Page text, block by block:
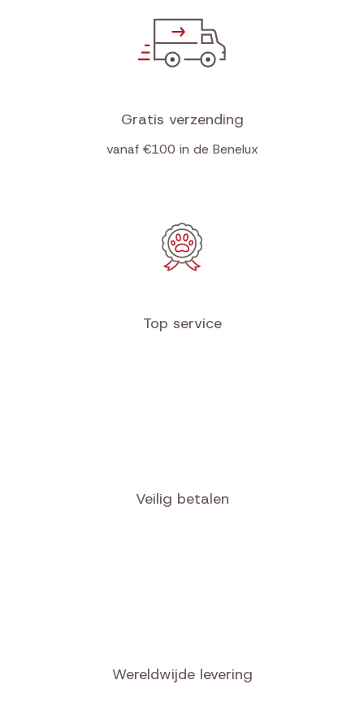
Gratis verzending
vanaf €100 in de Benelux
Top service
Veilig betalen
Wereldwijde levering